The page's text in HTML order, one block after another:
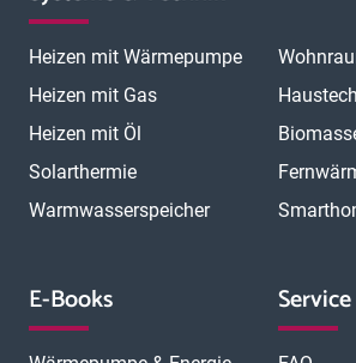
Heizen mit Wärmepumpe
Heizen mit Gas
Heizen mit Öl
Solarthermie
Warmwasserspeicher
E-Books Service